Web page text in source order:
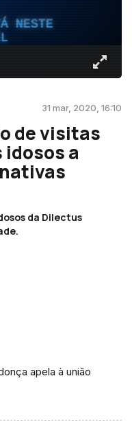
NESTE
31 mar, 2020, 16:10
de visitas
a
da Dilectus
apela à união